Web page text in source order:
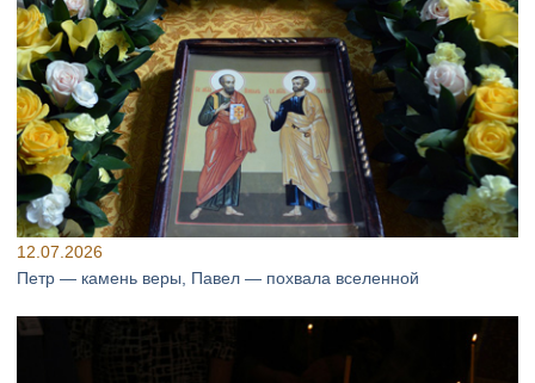
12.07.2026
Петр — камень веры, Павел — похвала вселенной